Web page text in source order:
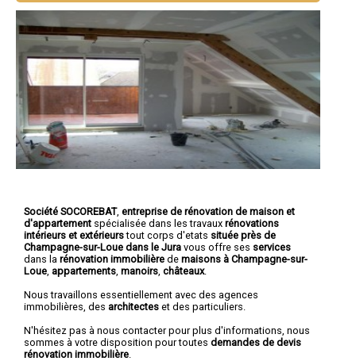
Société SOCOREBAT, entreprise de rénovation de maison et
d'appartement spécialisée dans les travaux rénovations
intérieurs et extérieurstout corps d'etats située près de
Champagne-sur-Loue dans le Jura vous offre ses services
dans la rénovation immobilière de maisons à Champagne-sur-
Loue appartements manoirs châteaux.
Nous travaillons essentiellement avec des agences
immobilières, des architectes et des particuliers.
N'hésitez pas à nous contacter pour plus d'informations, nous
sommes à votre disposition pour toutes demandes de devis
rénovation immobilière